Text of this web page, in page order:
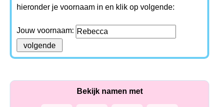
hieronder je voornaam in en klik op volgende:
Jouw voornaam:
Bekijk namen met